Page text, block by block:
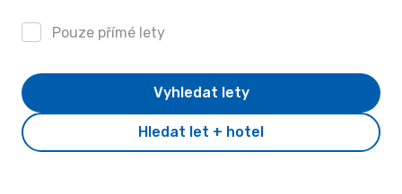
Pouze přímé lety
Hledat let + hotel
Vyhledat lety